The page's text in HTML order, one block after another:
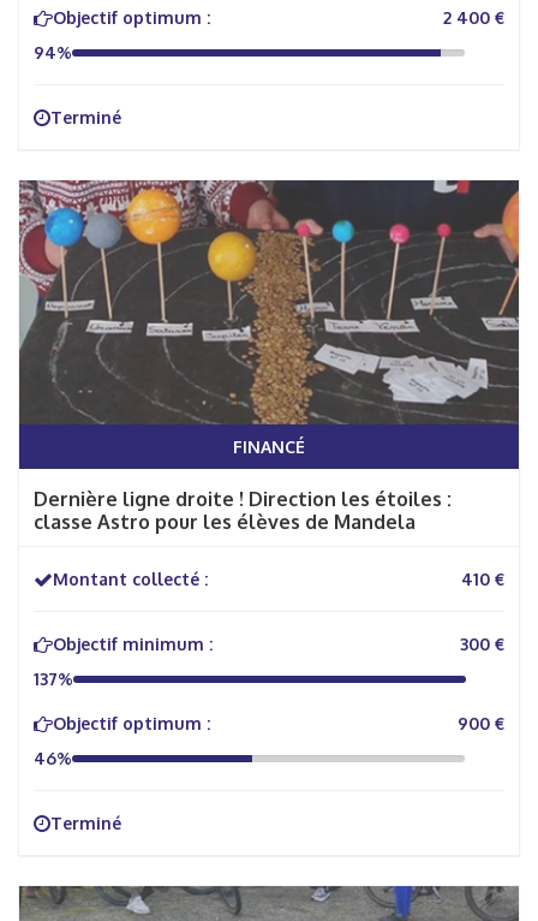
Objectif optimum :
2 400 €
94%
Terminé
FINANCÉ
Dernière ligne droite ! Direction les étoiles :
classe Astro pour les élèves de Mandela
Montant collecté : 410 €
Objectif minimum :
300 €
137%
Objectif optimum :
900 €
46%
Terminé